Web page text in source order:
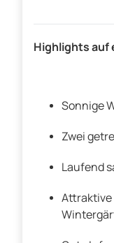
Highlights auf
Sonnige
Zwei
Laufend
Attraktive